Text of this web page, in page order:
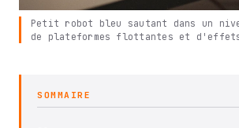
Petit robot bleu sautant dans un
de plateformes flottantes et
SOMMAIRE